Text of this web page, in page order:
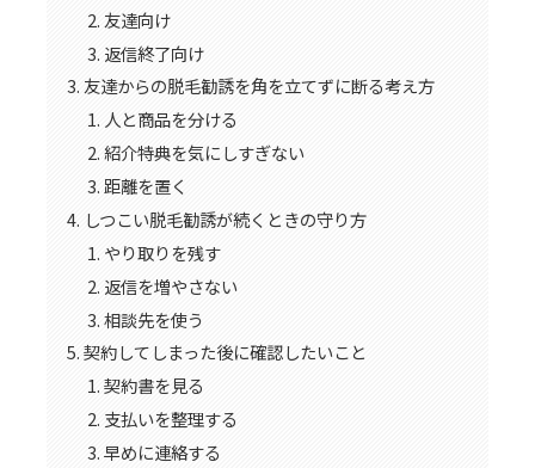
友達向け
返信終了向け
友達からの脱毛勧誘を角を立てずに断る考え方
人と商品を分ける
紹介特典を気にしすぎない
距離を置く
しつこい脱毛勧誘が続くときの守り方
やり取りを残す
返信を増やさない
相談先を使う
契約してしまった後に確認したいこと
契約書を見る
支払いを整理する
早めに連絡する